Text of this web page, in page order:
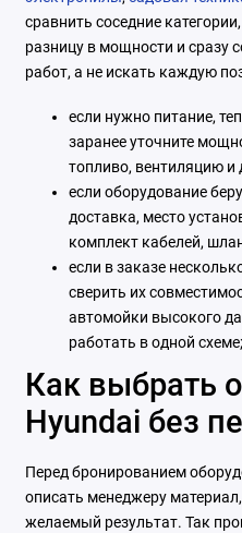
сравнить соседние
разницу в мощности и сразу
работ, а не искать каждую
если нужно питание,
заранее уточните
топливо, вентиляцию и
если оборудование
доставка, место
комплект кабелей,
если в заказе
сверить их
автомойки высокого
работать в одной схеме;
Как выбрать
Hyundai без
Перед бронированием
описать менеджеру
желаемый результат. Так